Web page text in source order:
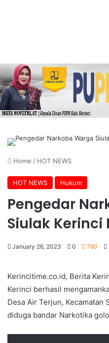
Home / HOT NEWS
HOT NEWS Hukum
Pengedar
Siulak
January 26, 2023 0 780
Kerincitime.co.id, Berita
Kerinci berhasil
Desa Air Terjun, Kecamatan
diduga bandar Narkotika